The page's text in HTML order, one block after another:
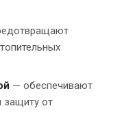
— обеспечивают
защиту от